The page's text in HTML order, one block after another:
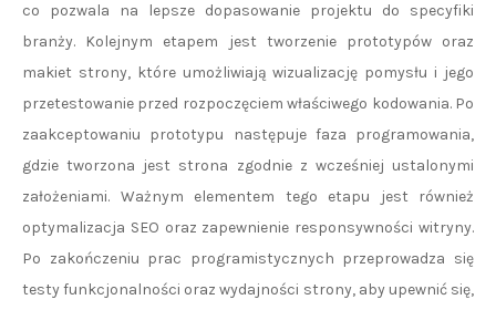
co pozwala na lepsze dopasowanie projektu do specyfiki
branży. Kolejnym etapem jest tworzenie prototypów oraz
makiet strony, które umożliwiają wizualizację pomysłu i jego
przetestowanie przed rozpoczęciem właściwego kodowania. Po
zaakceptowaniu prototypu następuje faza programowania,
gdzie tworzona jest strona zgodnie z wcześniej ustalonymi
założeniami. Ważnym elementem tego etapu jest również
optymalizacja SEO oraz zapewnienie responsywności witryny.
Po zakończeniu prac programistycznych przeprowadza się
testy funkcjonalności oraz wydajności strony, aby upewnić się,